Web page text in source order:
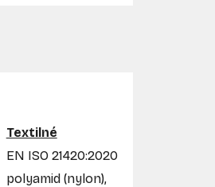
Textilné
EN ISO 21420:2020
polyamid (nylon),